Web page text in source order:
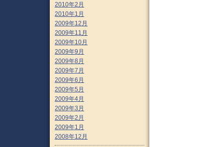
2010年2月
2010年1月
2009年12月
2009年11月
2009年10月
2009年9月
2009年8月
2009年7月
2009年6月
2009年5月
2009年4月
2009年3月
2009年2月
2009年1月
2008年12月